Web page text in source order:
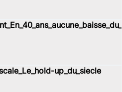
up_du_siecle